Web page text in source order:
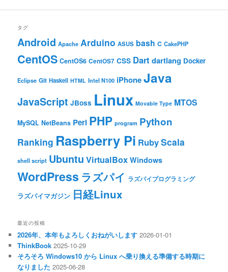
タグ
Android Apache Arduino ASUS bash C CakePHP
CentOS CentOS6 CentOS7 CSS Dart dartlang Docker
Eclipse Git Haskell HTML Intel N100 iPhoneJava
JavaScript JBoss Linux Movable Type MTOS
MySQL NetBeans Perl PHP program Python
Ranking Raspberry Pi RubyScala
shell script Ubuntu VirtualBox Windows
WordPress ラズパイ ラズパイプログラミング
ラズパイマガジン 日経Linux
最近の投稿
2026年、本年もよろしくおねがいします 2026-01-01
ThinkBook 2025-10-29
そろそろ Windows10 から Linux へ乗り換える準備する時期に
なりました 2025-06-28